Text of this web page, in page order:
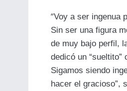
“Voy a ser ingenua
Sin ser una figura
de muy bajo perfil,
dedicó un
Sigamos siendo
hacer el gracioso”,